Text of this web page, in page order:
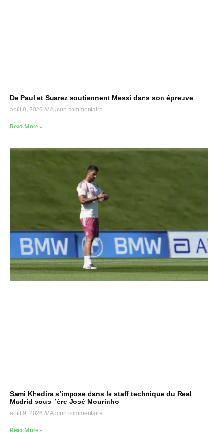
De Paul et Suarez soutiennent Messi dans son épreuve
août 9, 2026 Aucun commentaire
Read More »
Sami Khedira s’impose dans le staff technique du Real
Madrid sous l’ère José Mourinho
août 9, 2026 Aucun commentaire
Read More »